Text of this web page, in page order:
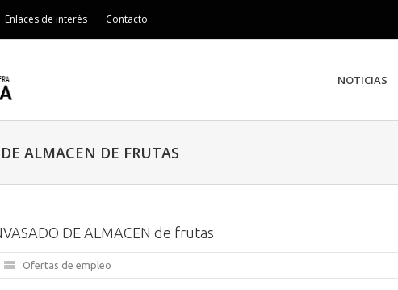
Enlaces de interés Contacto
NOTICIAS
ALMACEN DE FRUTAS
DE ALMACEN de frutas
Ofertas de empleo